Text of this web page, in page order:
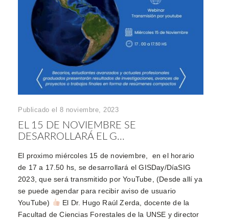
Publicado el 8 noviembre, 2023
EL 15 DE NOVIEMBRE SE
DESARROLLARÁ EL G...
El proximo miércoles 15 de noviembre, en el horario
de 17 a 17.50 hs, se desarrollará el GISDay/DíaSIG
2023, que será transmitido por YouTube, (Desde allí ya
se puede agendar para recibir aviso de usuario
YouTube)
El Dr. Hugo Raúl Zerda, docente de la
Facultad de Ciencias Forestales de la UNSE y director